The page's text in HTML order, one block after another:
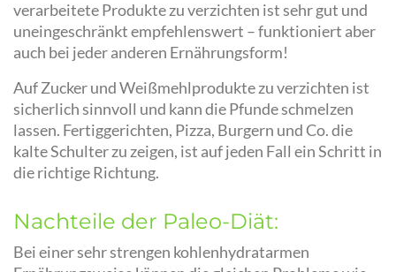
verarbeitete Produkte zu verzichten ist sehr gut und
uneingeschränkt empfehlenswert – funktioniert aber
auch bei jeder anderen Ernährungsform!
Auf Zucker und Weißmehlprodukte zu verzichten ist
sicherlich sinnvoll und kann die Pfunde schmelzen
lassen. Fertiggerichten, Pizza, Burgern und Co. die
kalte Schulter zu zeigen, ist auf jeden Fall ein Schritt in
die richtige Richtung.
Nachteile der Paleo-Diät:
Bei einer sehr strengen kohlenhydratarmen